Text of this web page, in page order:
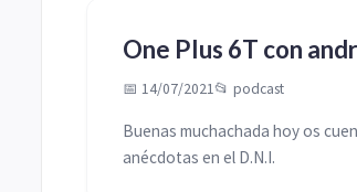
One Plus 6T con
📅 14/07/2021📂 podcast
Buenas muchachada hoy os
anécdotas en el D.N.I.